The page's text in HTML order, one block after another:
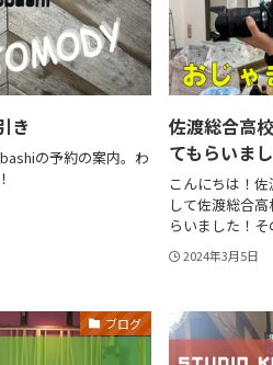
き
の予約の案内。わ
佐渡総合高
てもらいま
こんにちは！
して佐渡総合
らいました！
2024年3月5日
ブログ